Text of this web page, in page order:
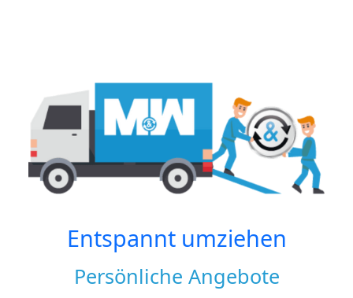
Entspannt umziehen
Persönliche Angebote